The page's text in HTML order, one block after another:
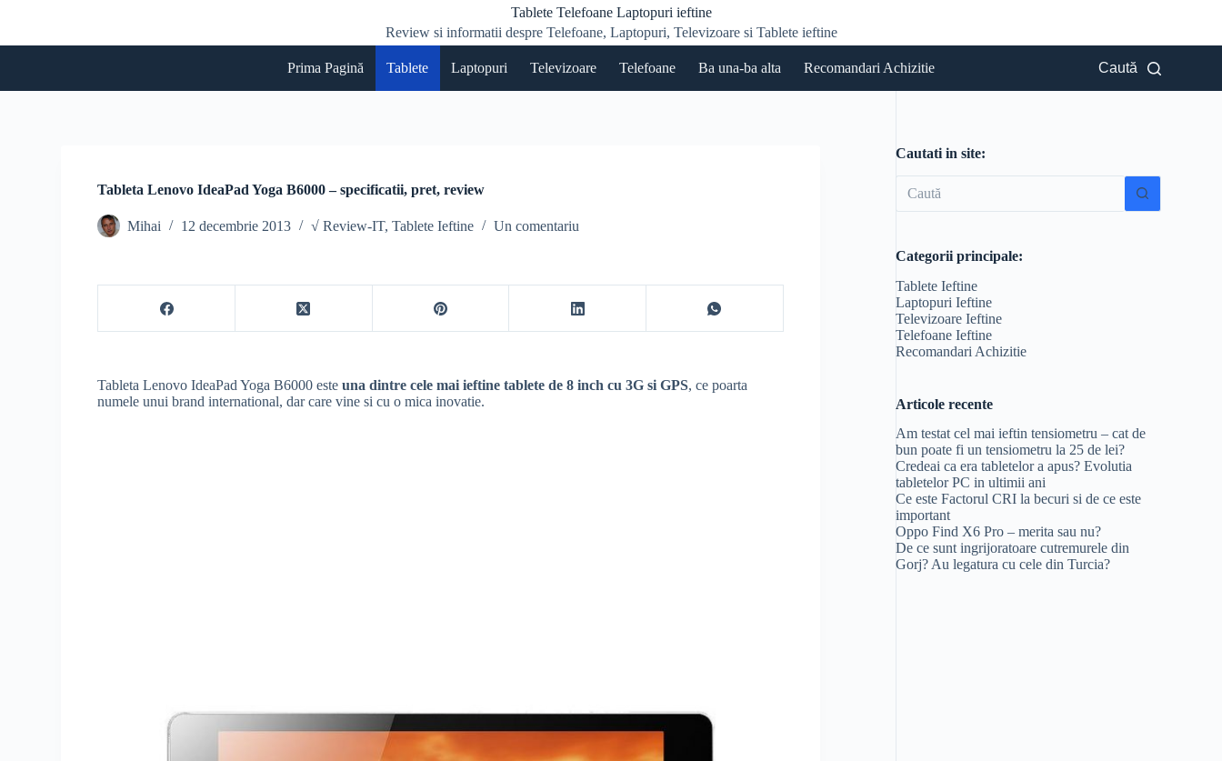
r
Tablete Telefoane Laptopuri ieftine
Review si informatii despre Telefoane, Laptopuri, Televizoare si Tablete ieftine
Prima Pagină Tablete Laptopuri Televizoare Telefoane Ba una-ba alta Recomandari Achizitie Caută
Tableta Lenovo IdeaPad Yoga B6000 – specificatii, pret, review
Mihai 12 decembrie 2013 √ Review-IT,Tablete Ieftine Un comentariu
Tableta Lenovo IdeaPad Yoga B6000 esteuna dintre cele mai ieftine tablete de 8 inch cu 3G si GPS, ce poarta
numele unui brand international, dar care vine si cu o mica inovatie.
Cautati in site:
rezultat
Categorii principale:
Tablete Ieftine
Laptopuri Ieftine
Televizoare Ieftine
Telefoane Ieftine
Recomandari Achizitie
Articole recente
Am testat cel mai ieftin tensiometru – cat de
bun poate fi un tensiometru la 25 de lei?
Credeai ca era tabletelor a apus? Evolutia
tabletelor PC in ultimii ani
Ce este Factorul CRI la becuri si de ce este
important
Oppo Find X6 Pro – merita sau nu?
De ce sunt ingrijoratoare cutremurele din
Gorj? Au legatura cu cele din Turcia?